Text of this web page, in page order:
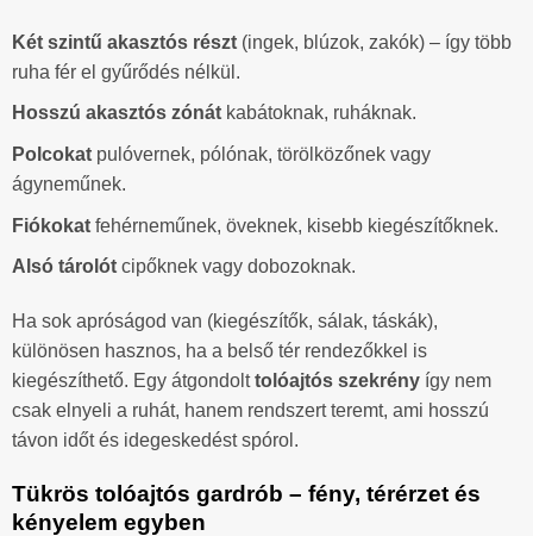
Két szintű akasztós részt (ingek, blúzok, zakók) – így több
ruha fér el gyűrődés nélkül.
Hosszú akasztós zónát kabátoknak, ruháknak.
Polcokat pulóvernek, pólónak, törölközőnek vagy
ágyneműnek.
Fiókokat fehérneműnek, öveknek, kisebb kiegészítőknek.
Alsó tárolót cipőknek vagy dobozoknak.
Ha sok apróságod van (kiegészítők, sálak, táskák),
különösen hasznos, ha a belső tér rendezőkkel is
kiegészíthető. Egy átgondolttolóajtós szekrény így nem
csak elnyeli a ruhát, hanem rendszert teremt, ami hosszú
távon időt és idegeskedést spórol.
Tükrös tolóajtós gardrób – fény, térérzet és
kényelem egyben